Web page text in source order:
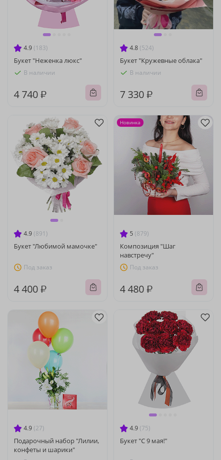
4.9 (183)
Букет "Неженка люкс"
В наличии
4 740 ₽
4.8 (524)
Букет "Кружевные облака"
В наличии
7 330 ₽
4.9 (891)
Букет "Любимой мамочке"
Под заказ
4 400 ₽
5 (879)
Композиция "Шаг
навстречу"
Под заказ
4 480 ₽
Новинка
4.9 (27)
Подарочный набор "Лилии,
конфеты и шарики"
4.9 (75)
Букет "С 9 мая!"